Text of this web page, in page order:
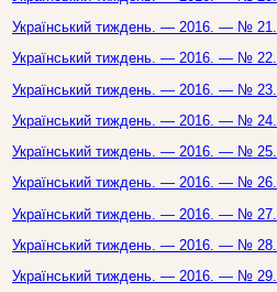
Український тиждень. — 2016. — № 21.
Український тиждень. — 2016. — № 22.
Український тиждень. — 2016. — № 23.
Український тиждень. — 2016. — № 24.
Український тиждень. — 2016. — № 25.
Український тиждень. — 2016. — № 26.
Український тиждень. — 2016. — № 27.
Український тиждень. — 2016. — № 28.
Український тиждень. — 2016. — № 29.